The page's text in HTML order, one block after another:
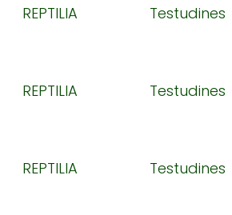
REPTILIA Testudines
REPTILIA Testudines
REPTILIA Testudines